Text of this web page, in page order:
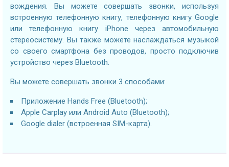
вождения. Вы можете совершать звонки, используя
встроенную телефонную книгу, телефонную книгу Google
или телефонную книгу iPhone через автомобильную
стереосистему. Вы также можете наслаждаться музыкой
со своего смартфона без проводов, просто подключив
устройство через Bluetooth.
Вы можете совершать звонки 3 способами:
Приложение Hands Free (Bluetooth);
Apple Carplay или Android Auto (Bluetooth);
Google dialer (встроенная SIM-карта).